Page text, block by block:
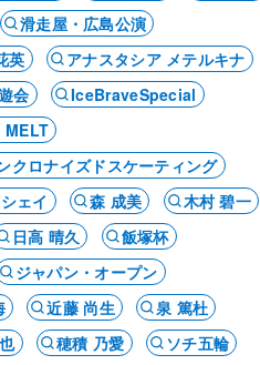
滑走屋・広島公演
英
アナスタシア メテルキナ
会
IceBraveSpecial
MELT
クロナイズドスケーティング
ェイ 森 成美
木村 碧一
日高 晴久
飯塚杯
ジャパン・オープン
近藤 尚生
泉 篤杜
穂積 乃愛
ソチ五輪